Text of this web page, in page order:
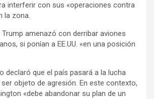
interferir con sus «operaciones contra
la zona.
amenazó con derribar aviones
si ponían a EE.UU. «en una posición
declaró que el país pasará a la lucha
objeto de agresión. En este contexto,
«debe abandonar su plan de un